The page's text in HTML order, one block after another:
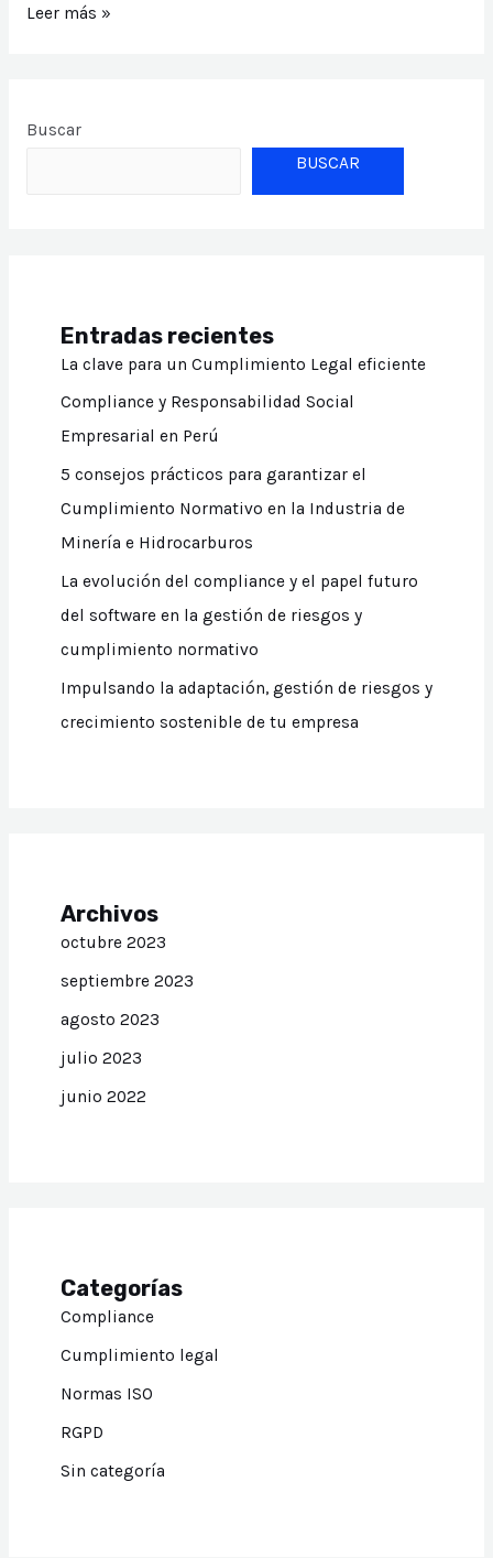
Retos
2023
Leer más »
Buscar
BUSCAR
Entradas recientes
La clave para un Cumplimiento Legal eficiente
Compliance y Responsabilidad Social
Empresarial en Perú
5 consejos prácticos para garantizar el
Cumplimiento Normativo en la Industria de
Minería e Hidrocarburos
La evolución del compliance y el papel futuro
del software en la gestión de riesgos y
cumplimiento normativo
Impulsando la adaptación, gestión de riesgos y
crecimiento sostenible de tu empresa
Archivos
octubre 2023
septiembre 2023
agosto 2023
julio 2023
junio 2022
Categorías
Compliance
Cumplimiento legal
Normas ISO
RGPD
Sin categoría